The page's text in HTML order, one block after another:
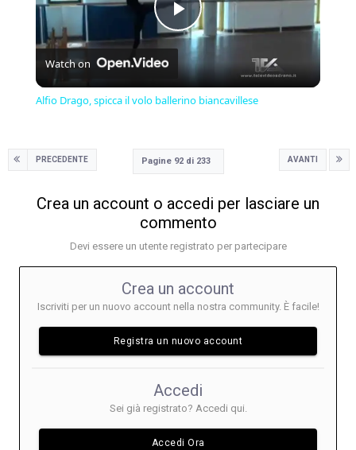
Play
Video
Watch on
Alfio Drago, spicca il volo ballerino biancavillese
PRECEDENTE AVANTI
Pagine 92 di 233
Crea un account o accedi per lasciare un
commento
Devi essere un utente registrato per partecipare
Crea un account
Iscriviti per un nuovo account nella nostra community. È facile!
Registra un nuovo account
Accedi
Sei già registrato? Accedi qui.
Accedi Ora